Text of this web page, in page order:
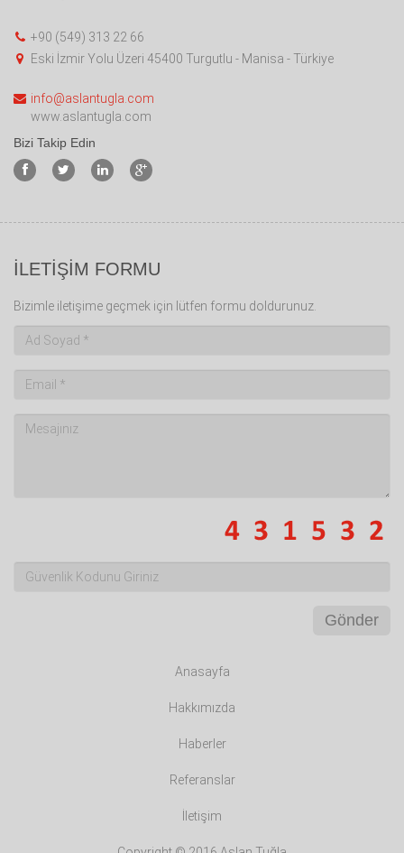
+90 (549) 313 22 66
Eski İzmir Yolu Üzeri 45400 Turgutlu - Manisa - Türkiye
info@aslantugla.com
www.aslantugla.com
Bizi Takip Edin
İLETİŞİM FORMU
Bizimle iletişime geçmek için lütfen formu doldurunuz.
Gönder
Anasayfa
Hakkımızda
Haberler
Referanslar
İletişim